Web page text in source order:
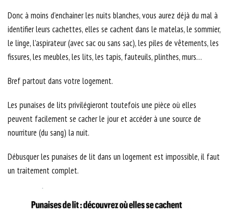
Donc à moins d’enchainer les nuits blanches, vous aurez déjà du mal à
identifier leurs cachettes, elles se cachent dans le matelas, le sommier,
le linge, l’aspirateur (avec sac ou sans sac), les piles de vêtements, les
fissures, les meubles, les lits, les tapis, fauteuils, plinthes, murs…
Bref partout dans votre logement.
Les punaises de lits privilégieront toutefois une pièce où elles
peuvent facilement se cacher le jour et accéder à une source de
nourriture (du sang) la nuit.
Débusquer les punaises de lit dans un logement est impossible, il faut
un traitement complet.